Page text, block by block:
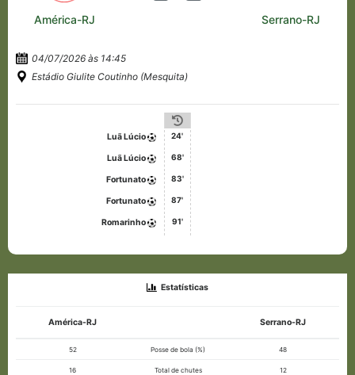
América-RJ Serrano-RJ
04/07/2026 às 14:45
Estádio Giulite Coutinho (Mesquita)
Luã Lúcio 24'
Luã Lúcio 68'
Fortunato 83'
Fortunato 87'
Romarinho 91'
Estatísticas
América-RJ Serrano-RJ
52 Posse de bola (%) 48
16 Total de chutes 12